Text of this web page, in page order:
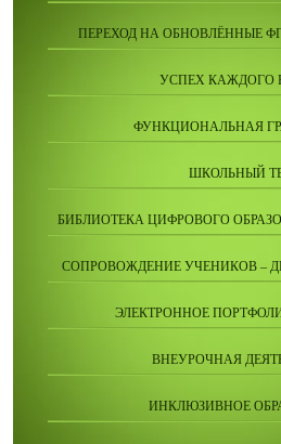
ПЕРЕХОД НА ОБНОВЛЁННЫЕ
УСПЕХ КАЖДОГО
ФУНКЦИОНАЛЬНАЯ
ШКОЛЬНЫЙ
БИБЛИОТЕКА ЦИФРОВОГО
СОПРОВОЖДЕНИЕ УЧЕНИКОВ –
ЭЛЕКТРОННОЕ
ВНЕУРОЧНАЯ
ИНКЛЮЗИВНОЕ